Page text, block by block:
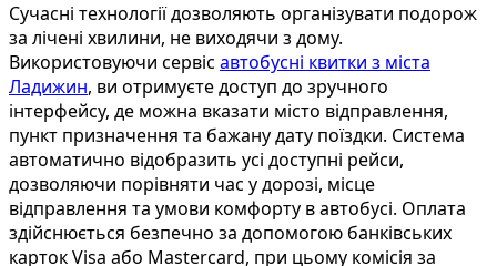
Сучасні технології дозволяють організувати подорож
за лічені хвилини, не виходячи з дому.
Використовуючи сервіс автобусні квитки з міста
Ладижин, ви отримуєте доступ до зручного
інтерфейсу, де можна вказати місто відправлення,
пункт призначення та бажану дату поїздки. Система
автоматично відобразить усі доступні рейси,
дозволяючи порівняти час у дорозі, місце
відправлення та умови комфорту в автобусі. Оплата
здійснюється безпечно за допомогою банківських
карток Visa або Mastercard, при цьому комісія за